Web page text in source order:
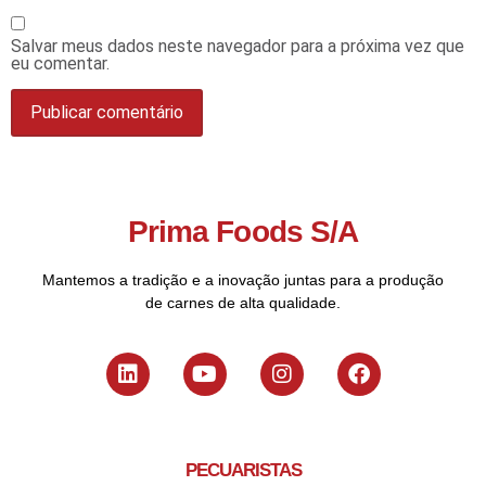
Salvar meus dados neste navegador para a próxima vez que
eu comentar.
Prima Foods S/A
Mantemos a tradição e a inovação juntas para a produção
de carnes de alta qualidade.
PECUARISTAS